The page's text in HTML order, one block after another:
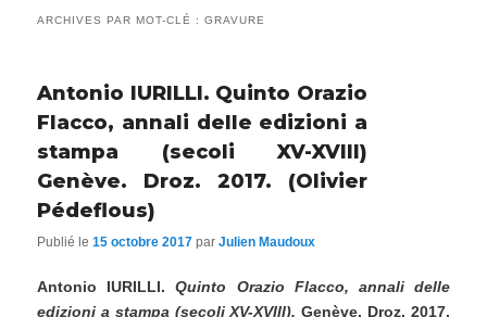
ARCHIVES PAR MOT-CLÉ :GRAVURE
Antonio IURILLI. Quinto Orazio
Flacco, annali delle edizioni a
stampa (secoli XV-XVIII)
Genève. Droz. 2017. (Olivier
Pédeflous)
Publié le15 octobre 2017 parJulien Maudoux
Antonio IURILLI.Quinto Orazio Flacco, annali delle
edizioni a stampa (secoli XV-XVIII),Genève. Droz. 2017.